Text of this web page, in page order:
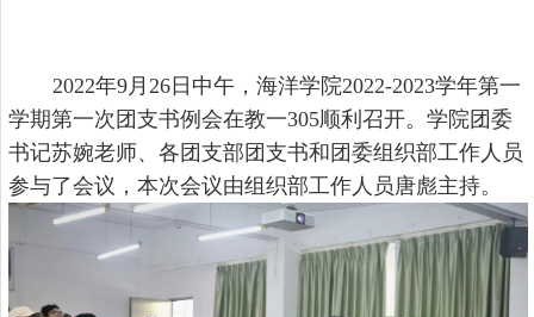
2022年9月26 日中午，海洋学院2022-2023学年第一
学期第一次团支书例会在教一305顺利召开。学院团委
书记苏婉老师、各团支部团支书和团委组织部工作人员
参与了会议，本次会议由组织部工作人员唐彪主持。